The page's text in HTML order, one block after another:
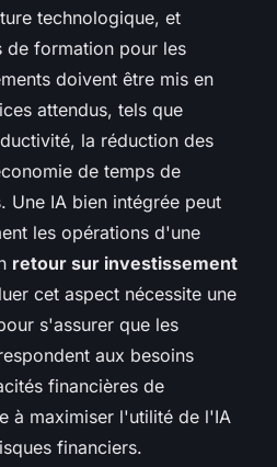
technologique, et
de formation pour les
doivent être mis en
attendus, tels que
la réduction des
de temps de
Une IA bien intégrée peut
les opérations d'une
retour sur investissement
cet aspect nécessite une
s'assurer que les
aux besoins
financières de
à maximiser l'utilité de l'IA
financiers.